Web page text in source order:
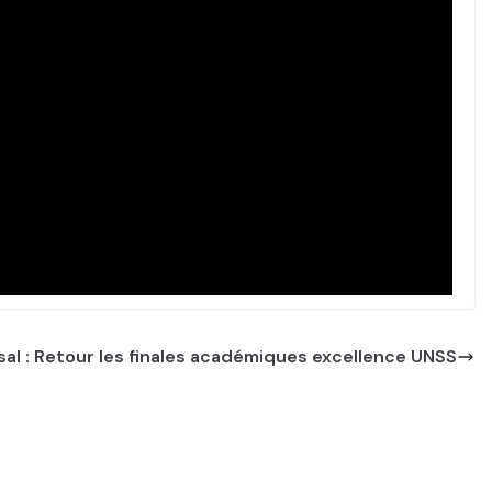
: Retour les finales académiques excellence UNSS